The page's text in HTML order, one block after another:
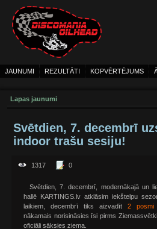
JAUNUMI REZULTĀTI KOPVĒRTĒJUMS
Lapas jaunumi
Svētdien, 7. decembrī
indoor trašu sesiju!
1317 0
Svētdien, 7. decembrī, modernākajā un
hallē KARTINGS.lv atklāsim iekštelpu
laikiem, decembrī tiks aizvadīt 2 posmi
nākamais norisināsies īsi pirms
oficiāli sāksies ziema.